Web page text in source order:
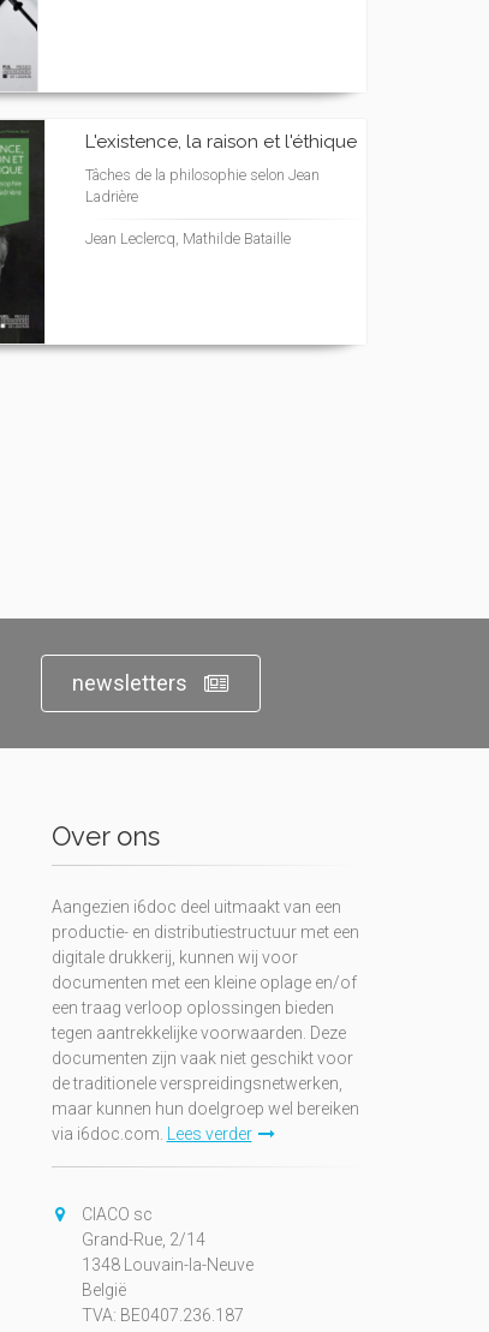
L'existence, la raison et l'éthique
Tâches de la philosophie selon Jean
Ladrière
Jean Leclercq, Mathilde Bataille
newsletters
Over ons
Aangezien i6doc deel uitmaakt van een
productie- en distributiestructuur met een
digitale drukkerij, kunnen wij voor
documenten met een kleine oplage en/of
een traag verloop oplossingen bieden
tegen aantrekkelijke voorwaarden. Deze
documenten zijn vaak niet geschikt voor
de traditionele verspreidingsnetwerken,
maar kunnen hun doelgroep wel bereiken
via i6doc.com.
Lees verder
CIACO sc
Grand-Rue, 2/14
1348 Louvain-la-Neuve
België
TVA: BE0407.236.187